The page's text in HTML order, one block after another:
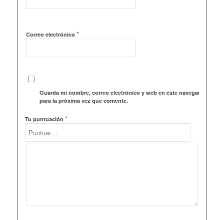
Correo electrónico *
Guarda mi nombre, correo electrónico y web en este navegador
para la próxima vez que comente.
Tu puntuación *